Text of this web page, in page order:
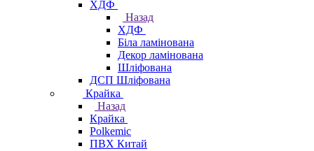
ХДФ
Назад
ХДФ
Біла ламінована
Декор ламінована
Шліфована
ДСП Шліфована
Крайка
Назад
Крайка
Polkemic
ПВХ Китай